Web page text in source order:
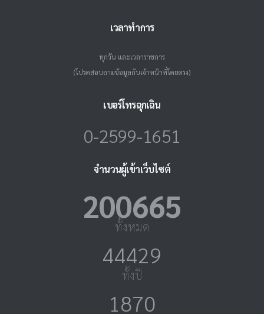
เวลาทำการ
ทุกวัน และเวลาราชการ
(โปรดสอบถามข้อมูลกับเจ้าหน้าที่โดยตรง)
เบอร์โทรฉุกเฉิน
0-2599-1651
จำนวนผู้เข้าเว็บไซต์
223819
ทั้งหมด
49555
ทั้งปี
2086